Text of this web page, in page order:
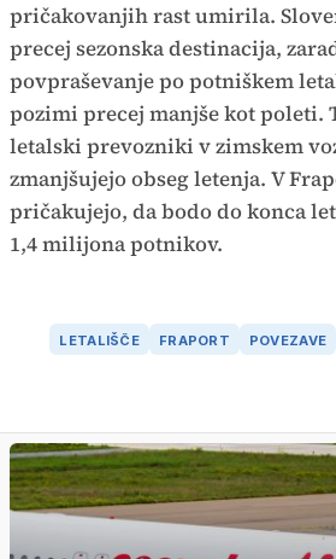
pričakovanjih rast umirila.
precej sezonska destinacija,
povpraševanje po potniškem
pozimi precej manjše kot poleti.
letalski prevozniki v zimskem
zmanjšujejo obseg letenja. V
pričakujejo, da bodo do konca
1,4 milijona potnikov.
LETALIŠČE FRAPORT POVEZAVE